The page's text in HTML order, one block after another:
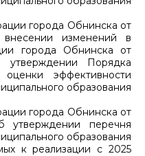
города Обнинска от
изменений в
города Обнинска от
Порядка
эффективности
образования
города Обнинска от
перечня
образования
к реализации с 2025